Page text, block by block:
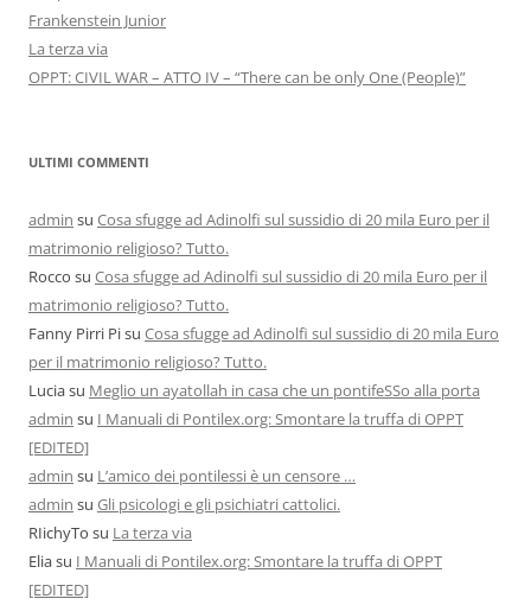
Frankenstein Junior
La terza via
OPPT: CIVIL WAR – ATTO IV – “There can be only One (People)”
ULTIMI COMMENTI
admin su Cosa sfugge ad Adinolfi sul sussidio di 20 mila Euro per il
matrimonio religioso? Tutto.
Rocco su Cosa sfugge ad Adinolfi sul sussidio di 20 mila Euro per il
matrimonio religioso? Tutto.
Fanny Pirri Pisu Cosa sfugge ad Adinolfi sul sussidio di 20 mila Euro
per il matrimonio religioso? Tutto.
Luciasu Meglio un ayatollah in casa che un pontifeSSo alla porta
admin su I Manuali di Pontilex.org: Smontare la truffa di OPPT
[EDITED]
admin su L’amico dei pontilessi è un censore …
admin su Gli psicologi e gli psichiatri cattolici.
RIichyTo su La terza via
Eliasu I Manuali di Pontilex.org: Smontare la truffa di OPPT
[EDITED]